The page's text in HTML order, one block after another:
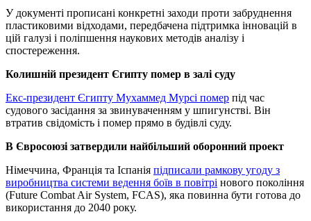
У документі прописані конкретні заходи проти забруднення
пластиковими відходами, передбачена підтримка інновацій в
цій галузі і поліпшення наукових методів аналізу і
спостереження.
Колишній президент Єгипту помер в залі суду
Екс-президент Єгипту Мухаммед Мурсі помер під час
судового засідання за звинуваченням у шпигунстві. Він
втратив свідомість і помер прямо в будівлі суду.
В Євросоюзі затвердили найбільший оборонний проект
Німеччина, Франція та Іспанія підписали рамкову угоду з
виробництва системи ведення боїв в повітрі нового покоління
(Future Combat Air System, FCAS), яка повинна бути готова до
використання до 2040 року.